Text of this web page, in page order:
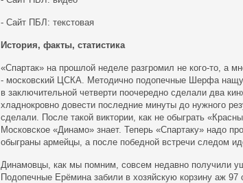
- Сайт ПБЛ: текстовая
История, факты, статистика
«Спартак» на прошлой неделе разгромил не кого-то, а
- московский ЦСКА. Методично подопечные Шерфа
в заключительной четверти поочередно сделали два
хладнокровно довести последние минуты до нужного
сделали. После такой виктории, как не обыграть
Московское «Динамо» знает. Теперь «Спартаку» надо
обыграны армейцы, а после победной встречи следом
Динамовцы, как мы помним, совсем недавно получили
Подопечные Ерёмина забили в хозяйскую корзину аж